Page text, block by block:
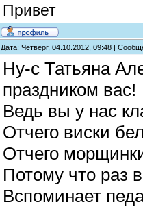
Привет
Дата: Четверг, 04.10.2012, 09:48 |
Ну-с Татьяна
праздником вас!
Ведь вы у нас
Отчего виски
Отчего
Потому что раз
Вспоминает